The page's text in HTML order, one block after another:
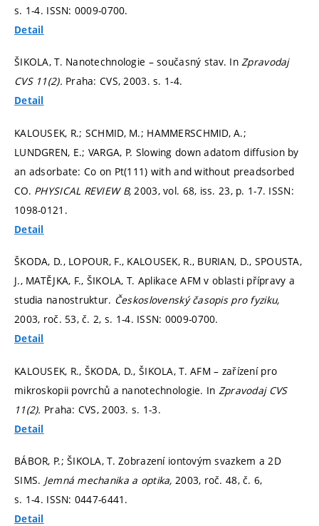
s. 1-4. ISSN: 0009-0700.
Detail
ŠIKOLA, T. Nanotechnologie – současný stav. InZpravodaj
CVS 11(2). Praha: CVS, 2003.s. 1-4.
Detail
KALOUSEK, R.; SCHMID, M.; HAMMERSCHMID, A.;
LUNDGREN, E.; VARGA, P. Slowing down adatom diffusion by
an adsorbate: Co on Pt(111) with and without preadsorbed
CO. PHYSICAL REVIEW B, 2003, vol. 68, iss. 23, p. 1-7. ISSN:
1098-0121.
Detail
ŠKODA, D., LOPOUR, F., KALOUSEK, R., BURIAN, D., SPOUSTA,
J., MATĚJKA, F., ŠIKOLA, T. Aplikace AFM v oblasti přípravy a
studia nanostruktur. Československý časopis pro fyziku,
2003, roč. 53, č. 2, s. 1-4. ISSN: 0009-0700.
Detail
KALOUSEK, R., ŠKODA, D., ŠIKOLA, T. AFM – zařízení pro
mikroskopii povrchů a nanotechnologie. In Zpravodaj CVS
11(2). Praha: CVS, 2003.s. 1-3.
Detail
BÁBOR, P.; ŠIKOLA, T. Zobrazení iontovým svazkem a 2D
SIMS. Jemná mechanika a optika, 2003, roč. 48, č. 6,
s. 1-4. ISSN: 0447-6441.
Detail